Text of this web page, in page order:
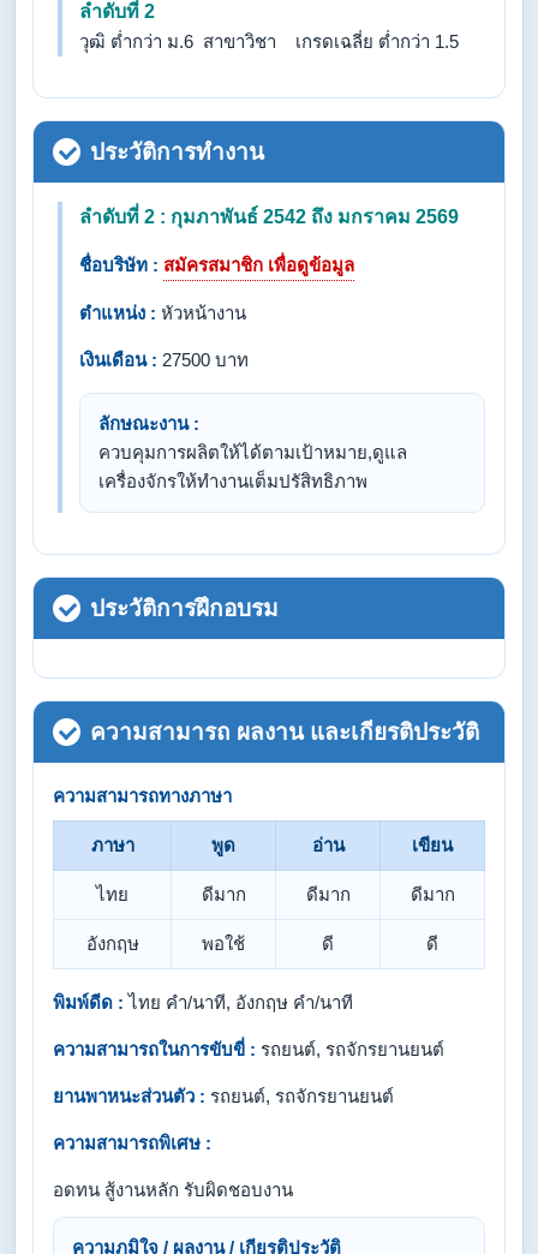
ลำดับที่ 2
วุฒิ ต่ำกว่า ม.6 สาขาวิชา เกรดเฉลี่ย ต่ำกว่า 1.5
ประวัติการทำงาน
ลำดับที่ 2 : กุมภาพันธ์ 2542 ถึง มกราคม 2569
ชื่อบริษัท : สมัครสมาชิก เพื่อดูข้อมูล
ตำแหน่ง : หัวหน้างาน
เงินเดือน : 27500 บาท
ลักษณะงาน :
ควบคุมการผลิตให้ได้ตามเป้าหมาย,ดูแล
เครื่องจักรให้ทำงานเต็มปรัสิทธิภาพ
ประวัติการฝึกอบรม
ความสามารถ ผลงาน และเกียรติประวัติ
ความสามารถทางภาษา
ภาษา พูด อ่าน เขียน
ไทย ดีมาก ดีมาก ดีมาก
อังกฤษ พอใช้ ดี ดี
พิมพ์ดีด : ไทย คำ/นาที, อังกฤษ คำ/นาที
ความสามารถในการขับขี่ : รถยนต์, รถจักรยานยนต์
ยานพาหนะส่วนตัว : รถยนต์, รถจักรยานยนต์
ความสามารถพิเศษ :
อดทน สู้งานหลัก รับผิดชอบงาน
ความภูมิใจ / ผลงาน / เกียรติประวัติ